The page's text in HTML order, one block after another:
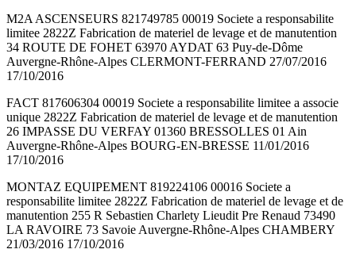
M2A ASCENSEURS 821749785 00019 Societe a responsabilite
limitee 2822Z Fabrication de materiel de levage et de manutention
34 ROUTE DE FOHET 63970 AYDAT 63 Puy-de-Dôme
Auvergne-Rhône-Alpes CLERMONT-FERRAND 27/07/2016
17/10/2016
FACT 817606304 00019 Societe a responsabilite limitee a associe
unique 2822Z Fabrication de materiel de levage et de manutention
26 IMPASSE DU VERFAY 01360 BRESSOLLES 01 Ain
Auvergne-Rhône-Alpes BOURG-EN-BRESSE 11/01/2016
17/10/2016
MONTAZ EQUIPEMENT 819224106 00016 Societe a
responsabilite limitee 2822Z Fabrication de materiel de levage et de
manutention 255 R Sebastien Charlety Lieudit Pre Renaud 73490
LA RAVOIRE 73 Savoie Auvergne-Rhône-Alpes CHAMBERY
21/03/2016 17/10/2016